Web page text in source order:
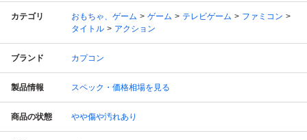
カテゴリ おもちゃ、ゲーム ゲーム テレビゲーム
ファミコン
タイトル
アクション
ブランド カプコン
製品情報 スペック・価格相場を見る
商品の状態 やや傷や汚れあり